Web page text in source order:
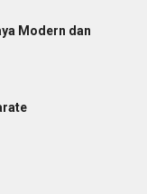
Modern dan